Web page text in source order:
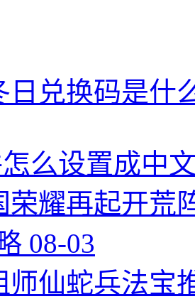
日兑换码是什
么设置成中
荣耀再起开荒
08-03
师仙蛇兵法宝